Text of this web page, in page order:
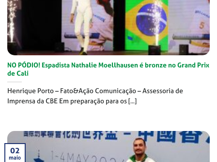
NO PÓDIO! Espadista Nathalie Moellhausen é bronze no Grand Prix
de Cali
Henrique Porto – Fato&Ação Comunicação – Assessoria de
Imprensa da CBE Em preparação para os [...]
02
maio